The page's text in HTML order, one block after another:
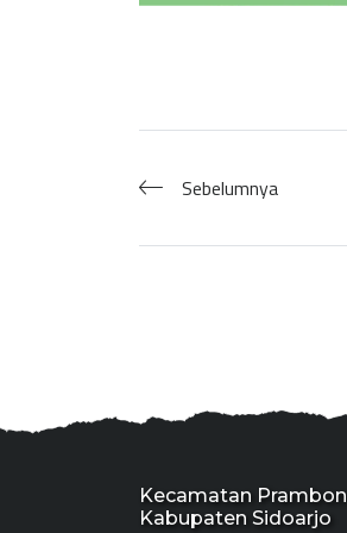
Sebelumnya
Kecamatan Prambon
Kabupaten Sidoarjo